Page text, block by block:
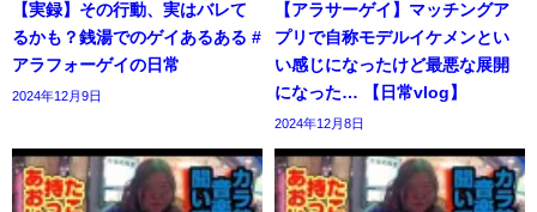
【実録】その行動、実はバレて
るかも？銭湯でのゲイあるある #
アラフォーゲイの日常
2024年12月9日
【アラサーゲイ】マッチングア
プリで自称モデルイケメンとい
い感じになったけど最悪な展開
になった… 【日常vlog】
2024年12月8日